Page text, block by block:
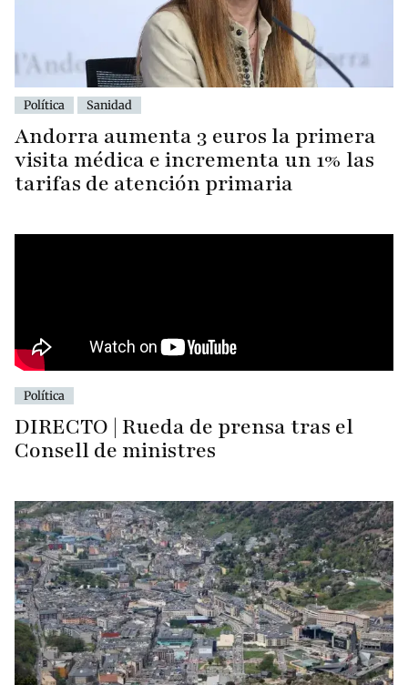
Política Sanidad
Andorra aumenta 3 euros la primera
visita médica e incrementa un 1% las
tarifas de atención primaria
Política
DIRECTO | Rueda de prensa tras el
Consell de ministres